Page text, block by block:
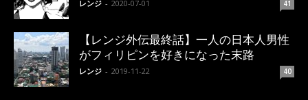
レンジ - 2020-07-01 41
【レンジ外伝最終話】一人の日本人男性
がフィリピンを好きになった末路
レンジ - 2019-11-22 40